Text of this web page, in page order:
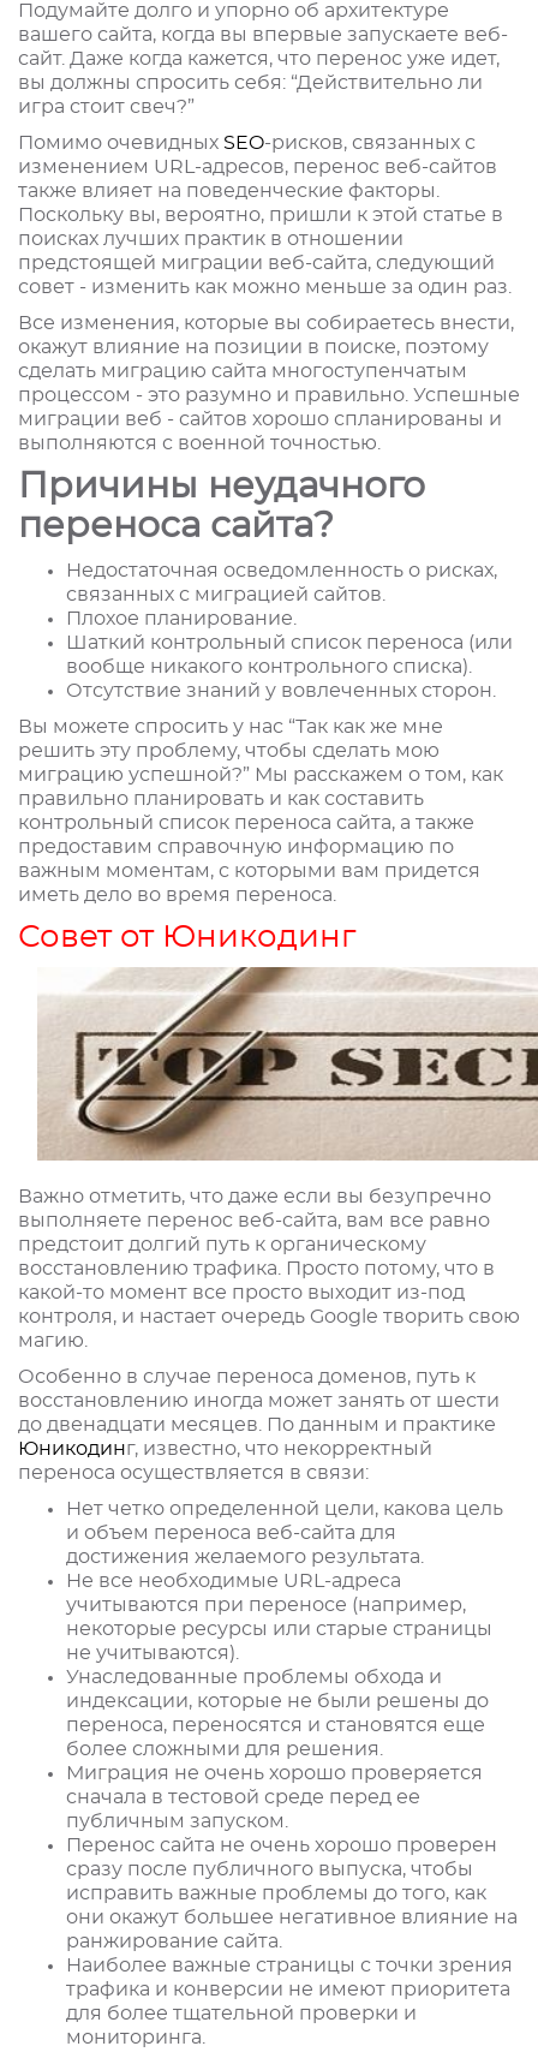
Подумайте долго и упорно об архитектуре
вашего сайта, когда вы впервые запускаете веб-
сайт. Даже когда кажется, что перенос уже идет,
вы должны спросить себя: “Действительно ли
игра стоит свеч?”
Помимо очевидных SEO-рисков, связанных с
изменением URL-адресов, перенос веб-сайтов
также влияет на поведенческие факторы.
Поскольку вы, вероятно, пришли к этой статье в
поисках лучших практик в отношении
предстоящей миграции веб-сайта, следующий
совет - изменить как можно меньше за один раз.
Все изменения, которые вы собираетесь внести,
окажут влияние на позиции в поиске, поэтому
сделать миграцию сайта многоступенчатым
процессом - это разумно и правильно. Успешные
миграции веб - сайтов хорошо спланированы и
выполняются с военной точностью.
Причины неудачного
переноса сайта?
Недостаточная осведомленность о рисках,
связанных с миграцией сайтов.
Плохое планирование.
Шаткий контрольный список переноса (или
вообще никакого контрольного списка).
Отсутствие знаний у вовлеченных сторон.
Вы можете спросить у нас “Так как же мне
решить эту проблему, чтобы сделать мою
миграцию успешной?” Мы расскажем о том, как
правильно планировать и как составить
контрольный список переноса сайта, а также
предоставим справочную информацию по
важным моментам, с которыми вам придется
иметь дело во время переноса.
Совет от Юникодинг
Важно отметить, что даже если вы безупречно
выполняете перенос веб-сайта, вам все равно
предстоит долгий путь к органическому
восстановлению трафика. Просто потому, что в
какой-то момент все просто выходит из-под
контроля, и настает очередь Google творить свою
магию.
Особенно в случае переноса доменов, путь к
восстановлению иногда может занять от шести
до двенадцати месяцев. По данным и практике
Юникодинг, известно, что некорректный
переноса осуществляется в связи:
Нет четко определенной цели, какова цель
и объем переноса веб-сайта для
достижения желаемого результата.
Не все необходимые URL-адреса
учитываются при переносе (например,
некоторые ресурсы или старые страницы
не учитываются).
Унаследованные проблемы обхода и
индексации, которые не были решены до
переноса, переносятся и становятся еще
более сложными для решения.
Миграция не очень хорошо проверяется
сначала в тестовой среде перед ее
публичным запуском.
Перенос сайта не очень хорошо проверен
сразу после публичного выпуска, чтобы
исправить важные проблемы до того, как
они окажут большее негативное влияние на
ранжирование сайта.
Наиболее важные страницы с точки зрения
трафика и конверсии не имеют приоритета
для более тщательной проверки и
мониторинга.